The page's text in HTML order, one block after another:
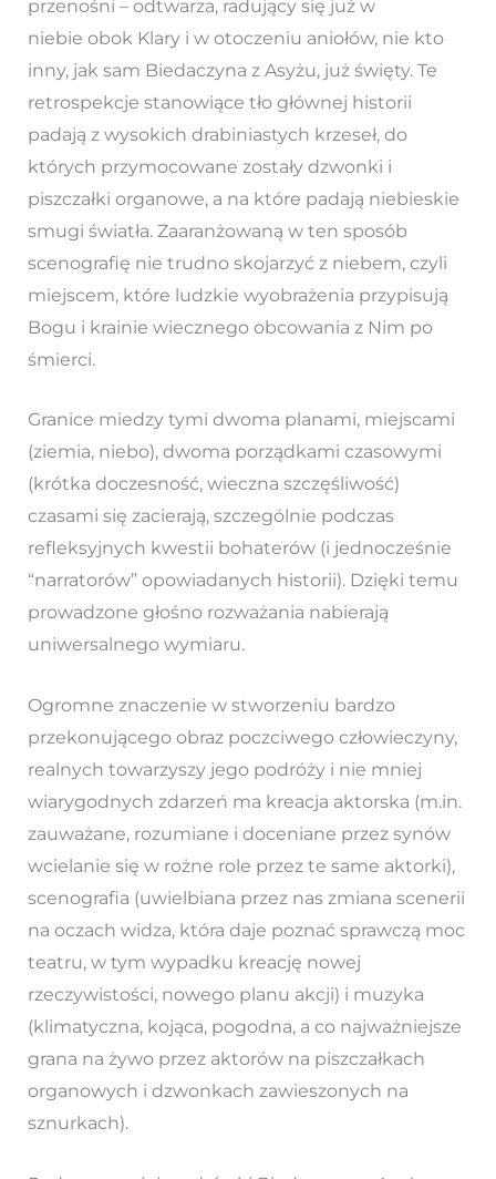
przenośni – odtwarza, radujący się już w
niebie obok Klary i w otoczeniu aniołów, nie kto
inny, jak sam Biedaczyna z Asyżu, już święty. Te
retrospekcje stanowiące tło głównej historii
padają z wysokich drabiniastych krzeseł, do
których przymocowane zostały dzwonki i
piszczałki organowe, a na które padają niebieskie
smugi światła. Zaaranżowaną w ten sposób
scenografię nie trudno skojarzyć z niebem, czyli
miejscem, które ludzkie wyobrażenia przypisują
Bogu i krainie wiecznego obcowania z Nim po
śmierci.
Granice miedzy tymi dwoma planami, miejscami
(ziemia, niebo), dwoma porządkami czasowymi
(krótka doczesność, wieczna szczęśliwość)
czasami się zacierają, szczególnie podczas
refleksyjnych kwestii bohaterów (i jednocześnie
“narratorów” opowiadanych historii). Dzięki temu
prowadzone głośno rozważania nabierają
uniwersalnego wymiaru.
Ogromne znaczenie w stworzeniu bardzo
przekonującego obraz poczciwego człowieczyny,
realnych towarzyszy jego podróży i nie mniej
wiarygodnych zdarzeń ma kreacja aktorska (m.in.
zauważane, rozumiane i doceniane przez synów
wcielanie się w rożne role przez te same aktorki),
scenografia (uwielbiana przez nas zmiana scenerii
na oczach widza, która daje poznać sprawczą moc
teatru, w tym wypadku kreację nowej
rzeczywistości, nowego planu akcji) i muzyka
(klimatyczna, kojąca, pogodna, a co najważniejsze
grana na żywo przez aktorów na piszczałkach
organowych i dzwonkach zawieszonych na
sznurkach).